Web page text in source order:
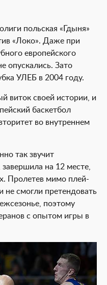
польская «Гдыня»
«Локо». Даже при
европейского
опускались. Зато
УЛЕБ в 2004 году.
виток своей истории, и
баскетбол
во внутреннем
так звучит
на 12 месте,
Пролетев мимо плей-
не смогли претендовать
поэтому
с опытом игры в